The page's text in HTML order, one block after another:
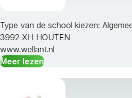
Leusden
Lopik
Montfoort
Nieuwegein
Oudewater
Type van de school kiezen:
3992 XH HOUTEN
www.wellant.nl
Meer lezen